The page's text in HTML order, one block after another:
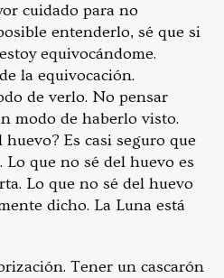
cuidado para no
entenderlo, sé que si
equivocándome.
la equivocación.
de verlo. No pensar
modo de haberlo visto.
huevo? Es casi seguro que
Lo que no sé del huevo es
Lo que no sé del huevo
dicho. La Luna está
Tener un cascarón